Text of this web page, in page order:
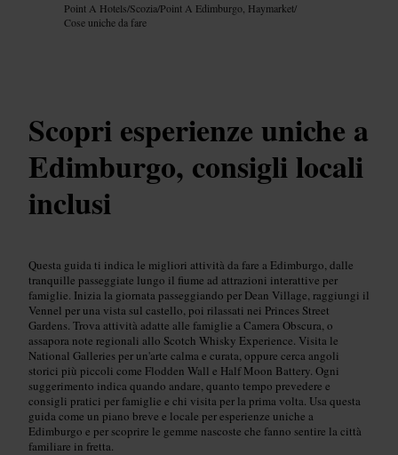
Point A Hotels/Scozia/Point A Edimburgo, Haymarket/
Cose uniche da fare
Scopri esperienze uniche a
Edimburgo, consigli locali
inclusi
Questa guida ti indica le migliori attività da fare a Edimburgo, dalle
tranquille passeggiate lungo il fiume ad attrazioni interattive per
famiglie. Inizia la giornata passeggiando per Dean Village, raggiungi il
Vennel per una vista sul castello, poi rilassati nei Princes Street
Gardens. Trova attività adatte alle famiglie a Camera Obscura, o
assapora note regionali allo Scotch Whisky Experience. Visita le
National Galleries per un'arte calma e curata, oppure cerca angoli
storici più piccoli come Flodden Wall e Half Moon Battery. Ogni
suggerimento indica quando andare, quanto tempo prevedere e
consigli pratici per famiglie e chi visita per la prima volta. Usa questa
guida come un piano breve e locale per esperienze uniche a
Edimburgo e per scoprire le gemme nascoste che fanno sentire la città
familiare in fretta.